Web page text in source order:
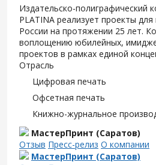
Издательско-полиграфический
PLATINA реализует проекты
России на протяжении 25 лет.
воплощению юбилейных,
проектов в рамках единой
Отрасль
Цифровая печать
Офсетная печать
Книжно-журнальное
МастерПринт (Саратов)
Отзыв Пресс-релиз О компании
МастерПринт (Саратов)